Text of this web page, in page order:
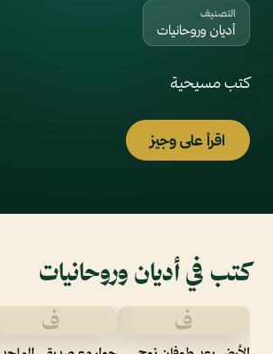
التصنيف
أديان وروحانيات
كتب مسيحية
اقرأ على وجيز
كتب في أديان وروحانيات
ف ف